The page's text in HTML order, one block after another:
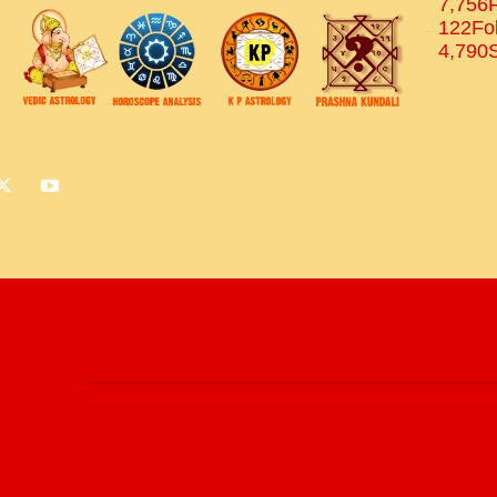
7,756
122
4,790